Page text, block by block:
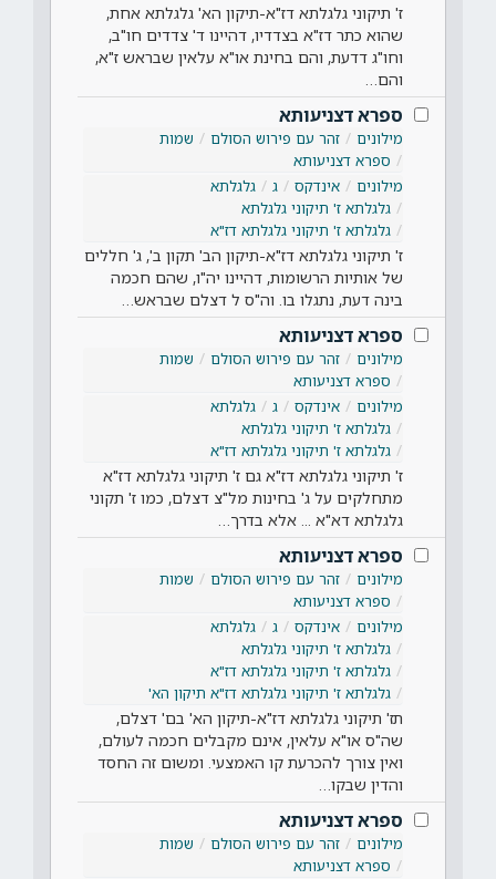
ז' תיקוני גלגלתא דז"א-תיקון הא' גלגלתא אחת,
שהוא כתר דז"א בצדדיו, דהיינו ד' צדדים חו"ב,
וחו"ג דדעת, והם בחינת או"א עלאין שבראש ז"א,
והם…
ספרא דצניעותא
מילונים זהר עם פירוש הסולם
שמות
ספרא דצניעותא
מילונים
אינדקס ג
גלגלתא
גלגלתא ז' תיקוני גלגלתא
גלגלתא ז' תיקוני גלגלתא דז"א
ז' תיקוני גלגלתא דז"א-תיקון הב' תקון ב', ג' חללים
של אותיות הרשומות, דהיינו יה"ו, שהם חכמה
בינה דעת, נתגלו בו. וה"ס ל דצלם שבראש…
ספרא דצניעותא
מילונים זהר עם פירוש הסולם
שמות
ספרא דצניעותא
מילונים
אינדקס ג
גלגלתא
גלגלתא ז' תיקוני גלגלתא
גלגלתא ז' תיקוני גלגלתא דז"א
ז' תיקוני גלגלתא דז"א גם ז' תיקוני גלגלתא דז"א
מתחלקים על ג' בחינות מל"צ דצלם, כמו ז' תקוני
גלגלתא דא"א ... אלא בדרך…
ספרא דצניעותא
מילונים זהר עם פירוש הסולם
שמות
ספרא דצניעותא
מילונים
אינדקס ג
גלגלתא
גלגלתא ז' תיקוני גלגלתא
גלגלתא ז' תיקוני גלגלתא דז"א
גלגלתא ז' תיקוני גלגלתא דז"א תיקון הא'
תז' תיקוני גלגלתא דז"א-תיקון הא' בם' דצלם,
שה"ס או"א עלאין, אינם מקבלים חכמה לעולם,
ואין צורך להכרעת קו האמצעי. ומשום זה החסד
והדין שבקו…
ספרא דצניעותא
מילונים זהר עם פירוש הסולם
שמות
ספרא דצניעותא